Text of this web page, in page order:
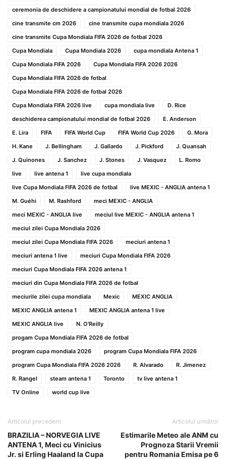
ceremonia de deschidere a campionatului mondial de fotbal 2026
cine transmite cm 2026
cine transmite cupa mondiala 2026
cine transmite Cupa Mondiala FIFA 2026 de fotbal 2026
Cupa Mondiala
Cupa Mondiala 2026
cupa mondiala Antena 1
Cupa Mondiala FIFA 2026
Cupa Mondiala FIFA 2026 2026
Cupa Mondiala FIFA 2026 de fotbal
Cupa Mondiala FIFA 2026 de fotbal 2026
Cupa Mondiala FIFA 2026 live
cupa mondiala live
D. Rice
deschiderea campionatului mondial de fotbal 2026
E. Anderson
E. Lira
FIFA FIFA World Cup FIFA World Cup 2026
G. Mora
H. Kane
J. Bellingham J. Gallardo J. Pickford
J. Quansah
J. Quinones
J. Sanchez J. Stones J. Vasquez
L. Romo
live
live antena 1
live cupa mondiala
live Cupa Mondiala FIFA 2026 de fotbal
live MEXIC - ANGLIA antena 1
M. Guéhi
M. Rashford
meci MEXIC - ANGLIA
meci MEXIC - ANGLIA live
meciul live MEXIC - ANGLIA antena 1
meciul zilei Cupa Mondiala 2026
meciul zilei Cupa Mondiala FIFA 2026
meciuri antena 1
meciuri antena 1 live
meciuri Cupa Mondiala FIFA 2026
meciuri Cupa Mondiala FIFA 2026 antena 1
meciuri din Cupa Mondiala FIFA 2026 de fotbal
meciurile zilei cupa mondiala
Mexic
MEXIC ANGLIA
MEXIC ANGLIA antena 1
MEXIC ANGLIA antena 1 live
MEXIC ANGLIA live
N. O'Reilly
progam Cupa Mondiala FIFA 2026 de fotbal
program cupa mondiala 2026
program Cupa Mondiala FIFA 2026
program Cupa Mondiala FIFA 2026 2026
R. Alvarado
R. Jimenez
R. Rangel
steam antena 1 Toronto
tv live antena 1
TV Online
world cup live
Articolul precedent
BRAZILIA – NORVEGIA LIVE
ANTENA 1, Meci cu Vinicius
Jr. si Erling Haaland la Cupa
Articolul următor
Estimarile Meteo ale ANM cu
Prognoza Starii Vremii
pentru Romania Emisa pe 6